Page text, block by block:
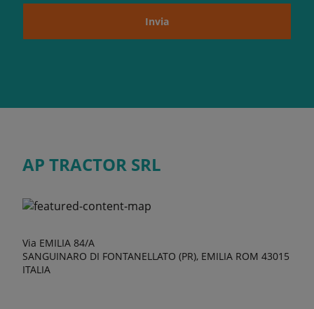
Invia
AP TRACTOR SRL
Via EMILIA 84/A
SANGUINARO DI FONTANELLATO (PR), EMILIA ROM 43015
ITALIA